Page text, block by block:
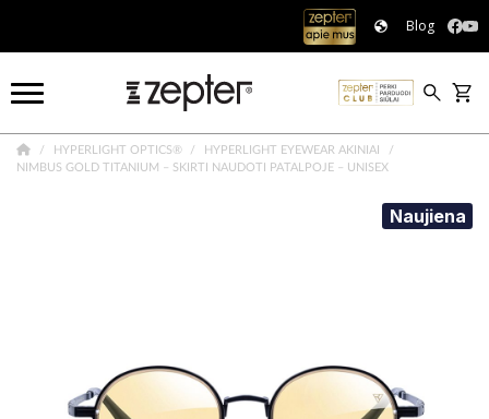
Blog
HYPERLIGHT OPTICS®
HYPERLIGHT EYEWEAR AKINIAI
NIMBUS GOLD TITANIUM – SKIRTI NAUDOTI PATALPOJE – UNISEX
Naujiena